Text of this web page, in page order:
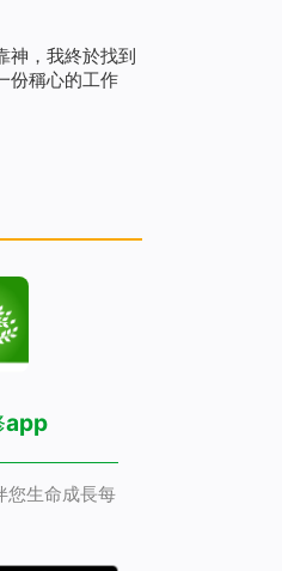
神，我終於找到
份稱心的工作
app
生命成長每